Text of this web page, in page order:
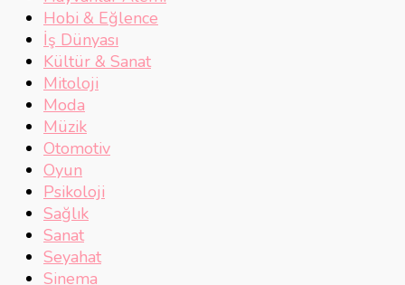
Hobi & Eğlence
İş Dünyası
Kültür & Sanat
Mitoloji
Moda
Müzik
Otomotiv
Oyun
Psikoloji
Sağlık
Sanat
Seyahat
Sinema